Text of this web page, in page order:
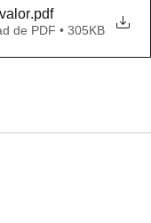
.pdf
de PDF • 305KB